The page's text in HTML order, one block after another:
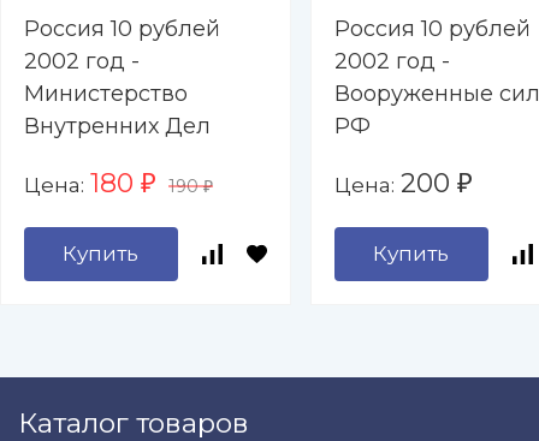
Россия 10 рублей
2002 год -
Министерство
Внутренних Дел
Цена: 180 ₽ 190₽
Купить
Россия 10 рублей
2002 год -
Вооруженные
РФ
Цена: 200 ₽
Купить
Каталог товаров